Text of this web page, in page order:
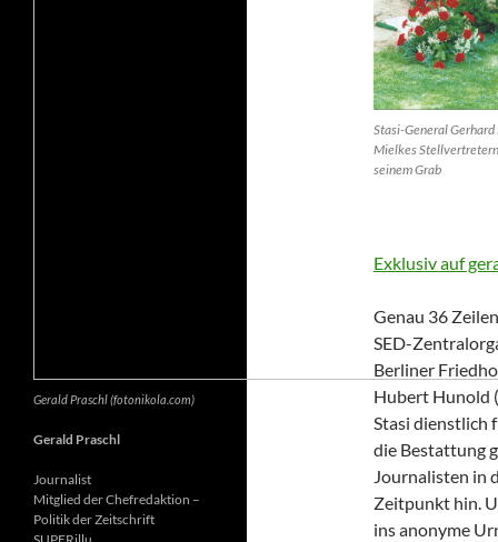
Stasi-General
Mielkes
seinem Grab
Exklusiv auf
Genau 36
SED-
Berliner
Hubert Hunold
Stasi dienstlich
die Bestattung
Journalisten in
Zeitpunkt hin.
ins anonyme
Gerald Praschl (fotonikola.com)
Gerald Praschl
Journalist
Mitglied der Chefredaktion –
Politik der Zeitschrift